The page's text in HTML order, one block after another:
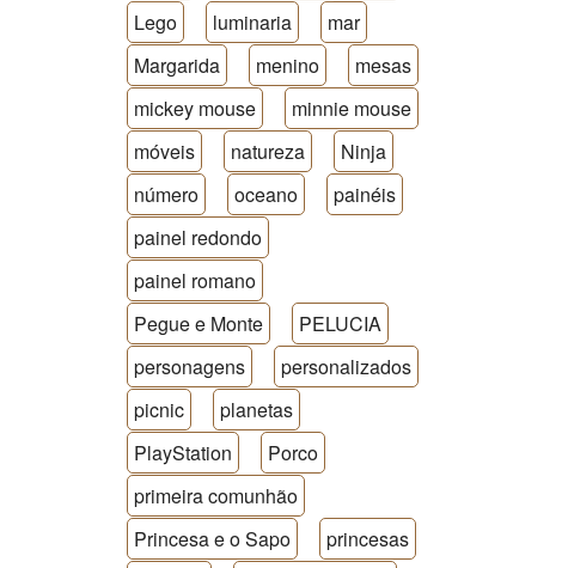
Lego
luminaria
mar
Margarida
menino
mesas
mickey mouse
minnie mouse
móveis
natureza
Ninja
número
oceano
painéis
painel redondo
painel romano
Pegue e Monte
PELUCIA
personagens
personalizados
picnic
planetas
PlayStation
Porco
primeira comunhão
Princesa e o Sapo
princesas